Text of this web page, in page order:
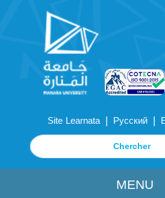
Site Learnata | Русский |
MENU